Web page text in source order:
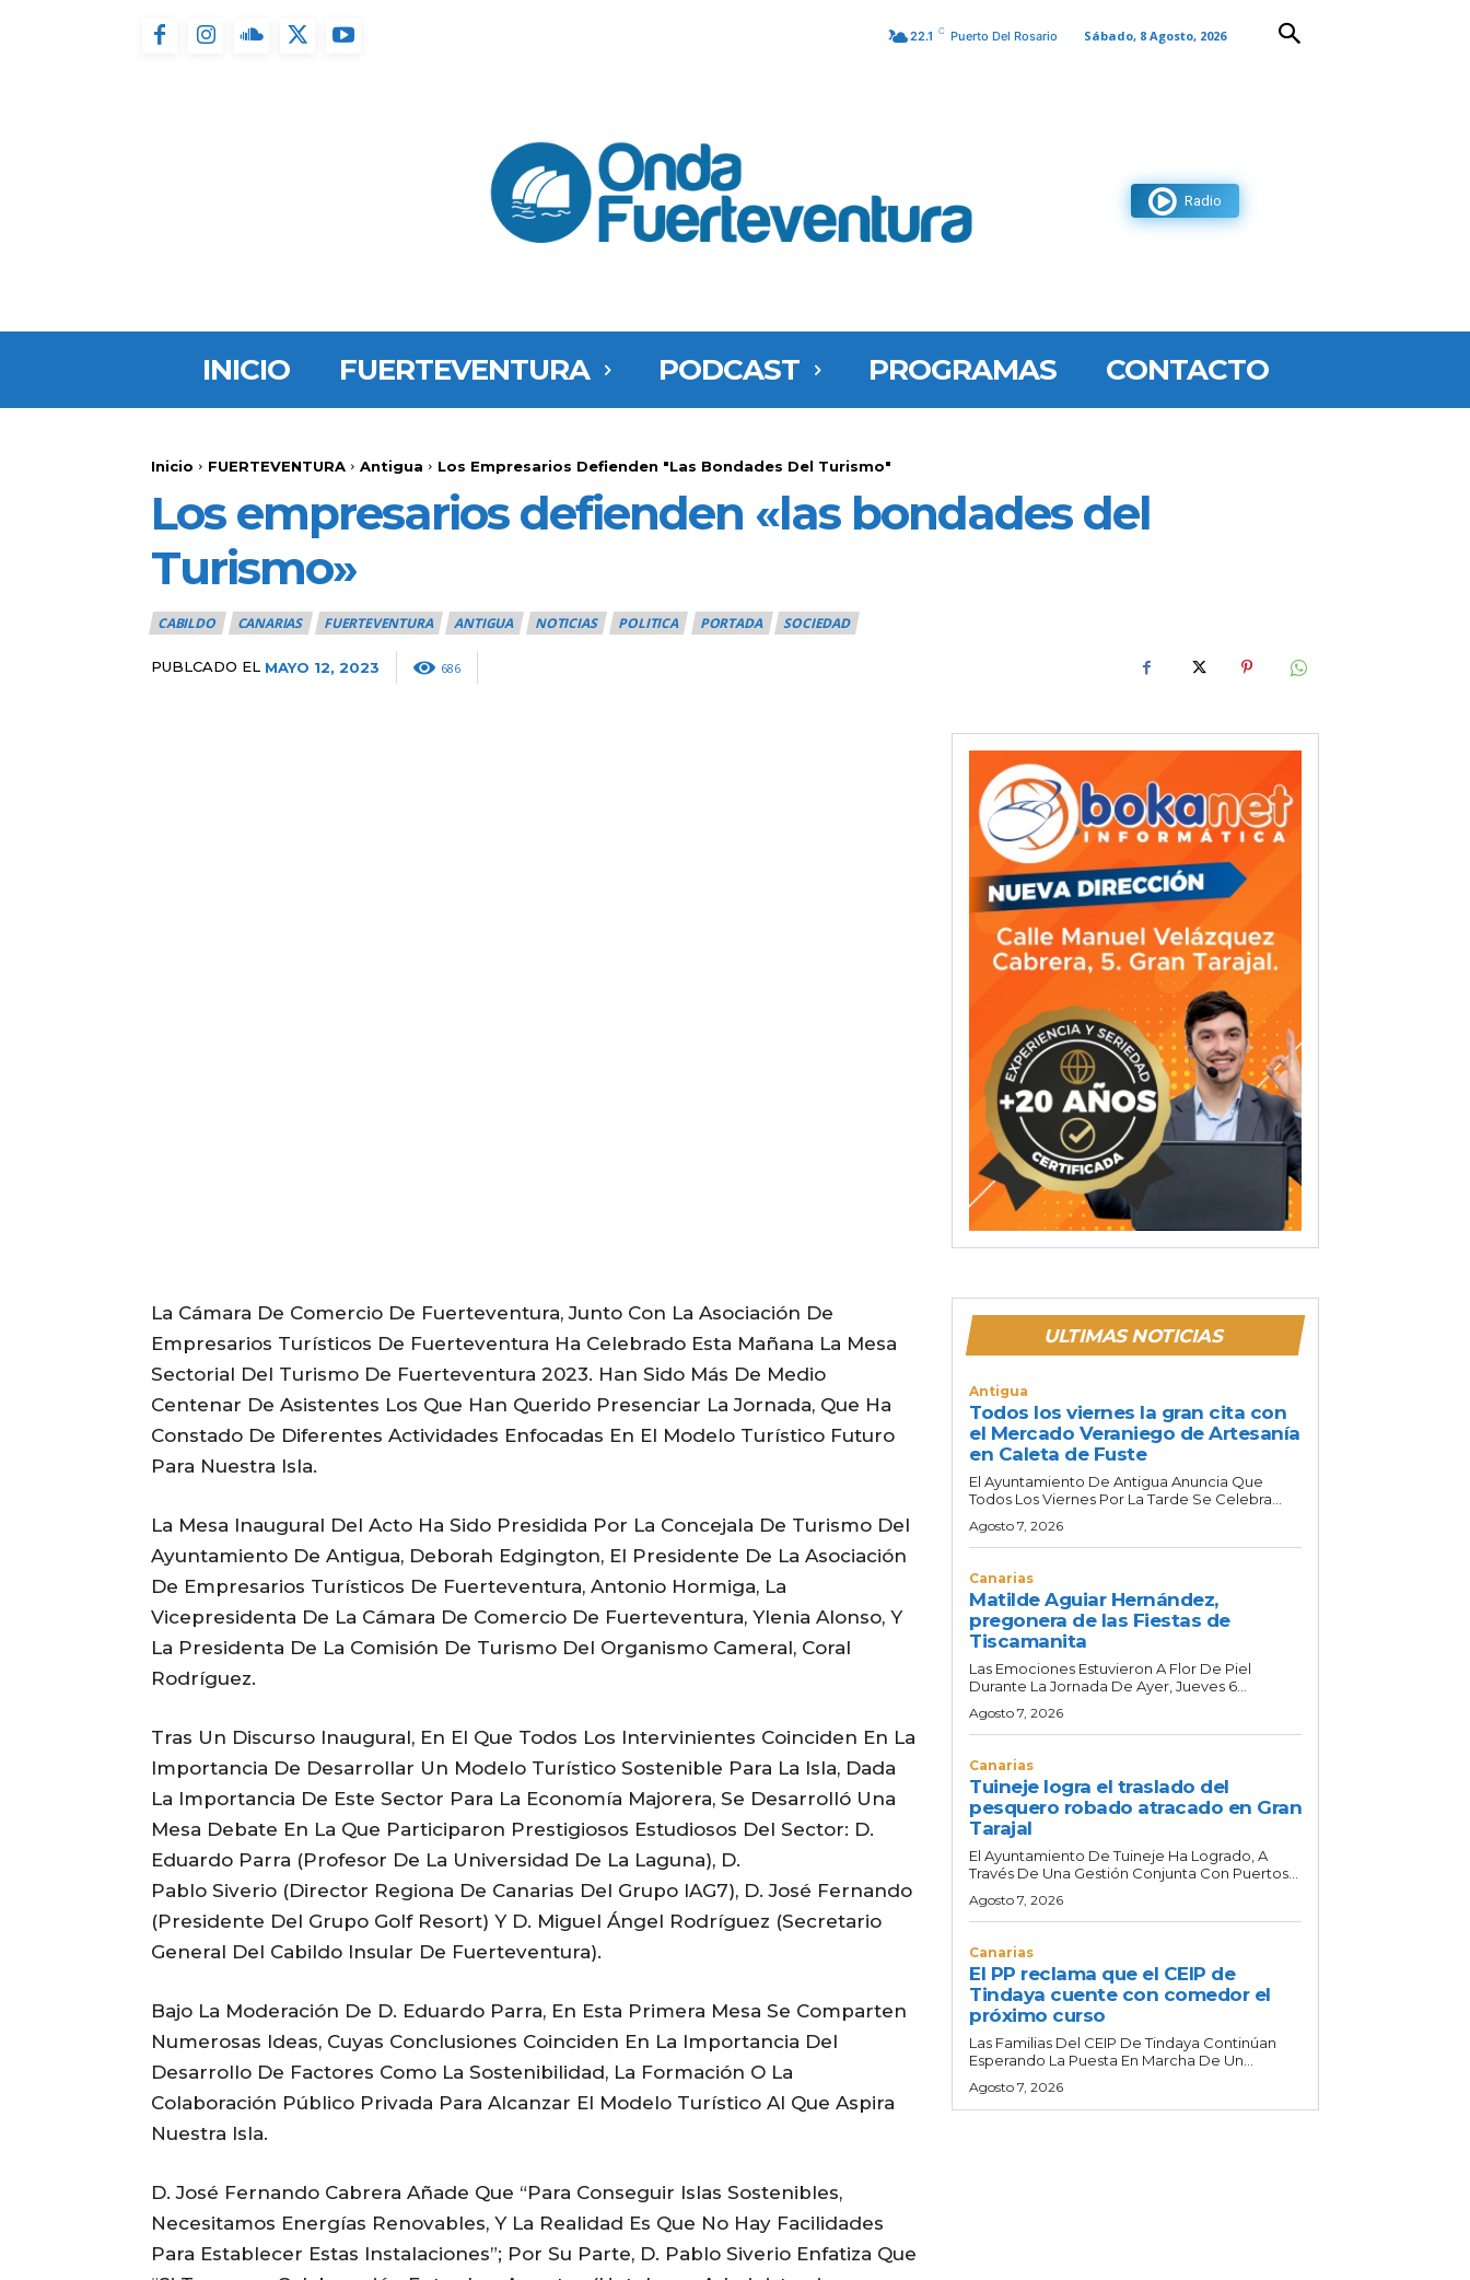
22.1 C Puerto Del Rosario Sábado, 8 Agosto, 2026
Radio
INICIO FUERTEVENTURA PODCAST PROGRAMAS CONTACTO
Inicio FUERTEVENTURA Antigua Los Empresarios Defienden "las Bondades Del Turismo"
Los empresarios defienden «las bondades del
Turismo»
CABILDO CANARIAS FUERTEVENTURA ANTIGUA NOTICIAS POLITICA PORTADA SOCIEDAD
PUBLCADO EL MAYO 12, 2023 686
La Cámara De Comercio De Fuerteventura, Junto Con La Asociación De
Empresarios Turísticos De Fuerteventura Ha Celebrado Esta Mañana La Mesa
Sectorial Del Turismo De Fuerteventura 2023. Han Sido Más De Medio
Centenar De Asistentes Los Que Han Querido Presenciar La Jornada, Que Ha
Constado De Diferentes Actividades Enfocadas En El Modelo Turístico Futuro
Para Nuestra Isla.
La Mesa Inaugural Del Acto Ha Sido Presidida Por La Concejala De Turismo Del
Ayuntamiento De Antigua, Deborah Edgington, El Presidente De La Asociación
De Empresarios Turísticos De Fuerteventura, Antonio Hormiga, La
Vicepresidenta De La Cámara De Comercio De Fuerteventura, Ylenia Alonso, Y
La Presidenta De La Comisión De Turismo Del Organismo Cameral, Coral
Rodríguez.
Tras Un Discurso Inaugural, En El Que Todos Los Intervinientes Coinciden En La
Importancia De Desarrollar Un Modelo Turístico Sostenible Para La Isla, Dada
La Importancia De Este Sector Para La Economía Majorera, Se Desarrolló Una
Mesa Debate En La Que Participaron Prestigiosos Estudiosos Del Sector: D.
Eduardo Parra (profesor De La Universidad De La Laguna), D.
Pablo Siverio (director Regiona De Canarias Del Grupo IAG7), D. José Fernando
(presidente Del Grupo Golf Resort) Y D. Miguel Ángel Rodríguez (secretario
General Del Cabildo Insular De Fuerteventura).
Bajo La Moderación De D. Eduardo Parra, En Esta Primera Mesa Se Comparten
Numerosas Ideas, Cuyas Conclusiones Coinciden En La Importancia Del
Desarrollo De Factores Como La Sostenibilidad, La Formación O La
Colaboración Público Privada Para Alcanzar El Modelo Turístico Al Que Aspira
Nuestra Isla.
D. José Fernando Cabrera Añade Que “para Conseguir Islas Sostenibles,
Necesitamos Energías Renovables, Y La Realidad Es Que No Hay Facilidades
Para Establecer Estas Instalaciones”; Por Su Parte, D. Pablo Siverio Enfatiza Que
ULTIMAS NOTICIAS
Antigua
Todos los viernes la gran cita con
el Mercado Veraniego de Artesanía
en Caleta de Fuste
El Ayuntamiento De Antigua Anuncia Que
Todos Los Viernes Por La Tarde Se Celebra...
Agosto 7, 2026
Canarias
Matilde Aguiar Hernández,
pregonera de las Fiestas de
Tiscamanita
Las Emociones Estuvieron A Flor De Piel
Durante La Jornada De Ayer, Jueves 6...
Agosto 7, 2026
Canarias
Tuineje logra el traslado del
pesquero robado atracado en Gran
Tarajal
El Ayuntamiento De Tuineje Ha Logrado, A
Través De Una Gestión Conjunta Con Puertos...
Agosto 7, 2026
Canarias
El PP reclama que el CEIP de
Tindaya cuente con comedor el
próximo curso
Las Familias Del CEIP De Tindaya Continúan
Esperando La Puesta En Marcha De Un...
Agosto 7, 2026